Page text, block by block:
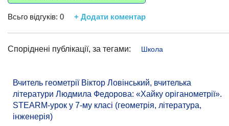
Всьго відгуків: 0 + Додати коментар
Споріднені публікації, за тегами: Школа
Вчитель геометрії Віктор Ловінський, вчителька
літератури Людмила Федорова: «Хайку оріганометрії».
STEARM-урок у 7-му класі (геометрія, література,
інженерія)